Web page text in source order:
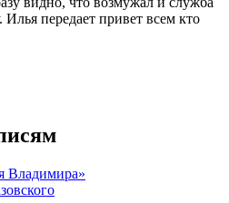
передает привет всем кто
Владимира»